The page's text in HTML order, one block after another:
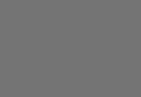
- Automotive